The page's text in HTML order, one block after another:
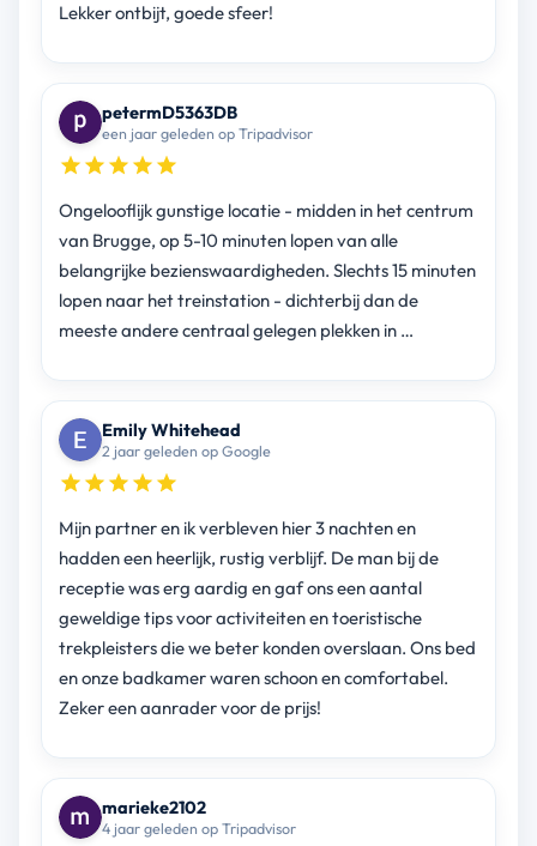
Lekker ontbijt, goede sfeer!
petermD5363DB
een jaar geleden op Tripadvisor
Ongelooflijk gunstige locatie - midden in het centrum
van Brugge, op 5-10 minuten lopen van alle
belangrijke bezienswaardigheden. Slechts 15 minuten
lopen naar het treinstation - dichterbij dan de
meeste andere centraal gelegen plekken in …
Emily Whitehead
2 jaar geleden op Google
Mijn partner en ik verbleven hier 3 nachten en
hadden een heerlijk, rustig verblijf. De man bij de
receptie was erg aardig en gaf ons een aantal
geweldige tips voor activiteiten en toeristische
trekpleisters die we beter konden overslaan. Ons bed
en onze badkamer waren schoon en comfortabel.
Zeker een aanrader voor de prijs!
marieke2102
4 jaar geleden op Tripadvisor